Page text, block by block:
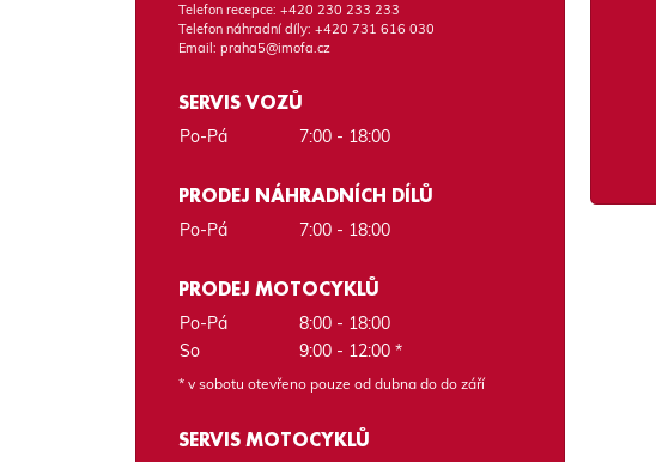
Telefon recepce: +420 230 233 233
Telefon náhradní díly: +420 731 616 030
Email: praha5@imofa.cz
SERVIS VOZŮ
Po-Pá 7:00 - 18:00
PRODEJ NÁHRADNÍCH DÍLŮ
Po-Pá 7:00 - 18:00
PRODEJ MOTOCYKLŮ
Po-Pá
8:00 - 18:00
So
9:00 - 12:00 *
* v sobotu otevřeno pouze od dubna do do září
SERVIS MOTOCYKLŮ